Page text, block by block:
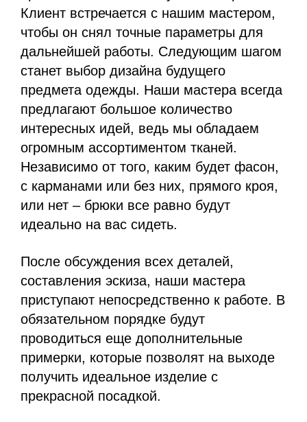
Клиент встречается с нашим мастером,
чтобы он снял точные параметры для
дальнейшей работы. Следующим шагом
станет выбор дизайна будущего
предмета одежды. Наши мастера всегда
предлагают большое количество
интересных идей, ведь мы обладаем
огромным ассортиментом тканей.
Независимо от того, каким будет фасон,
с карманами или без них, прямого кроя,
или нет – брюки все равно будут
идеально на вас сидеть.
После обсуждения всех деталей,
составления эскиза, наши мастера
приступают непосредственно к работе. В
обязательном порядке будут
проводиться еще дополнительные
примерки, которые позволят на выходе
получить идеальное изделие с
прекрасной посадкой.